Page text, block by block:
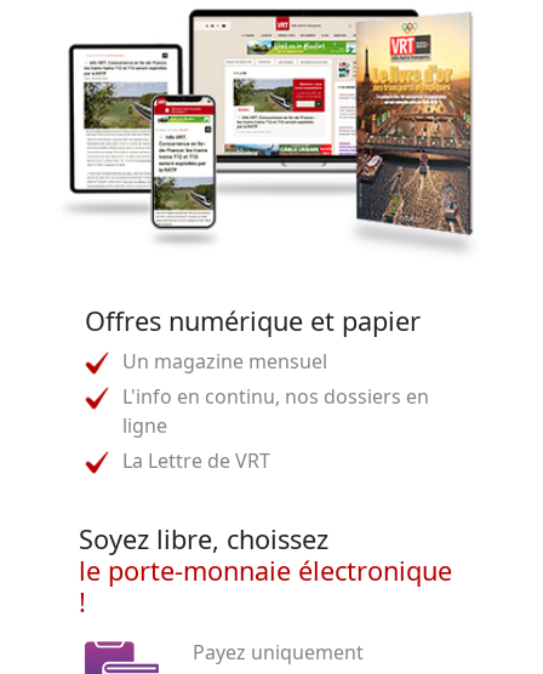
Offres numérique et papier
Un magazine mensuel
L'info en continu, nos dossiers en
ligne
La Lettre de VRT
Soyez libre, choissez
le porte-monnaie électronique
!
Payez uniquement